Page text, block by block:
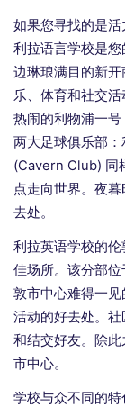
如果您寻找的是
利拉语言学校是
边琳琅满目的新
乐、体育和社交
热闹的利物浦一
两大足球俱乐部
(Cavern Club) 同
点走向世界。夜
去处。
利拉英语学校的
佳场所。该分部
敦市中心难得一
活动的好去处。
和结交好友。除
市中心。
学校与众不同的特